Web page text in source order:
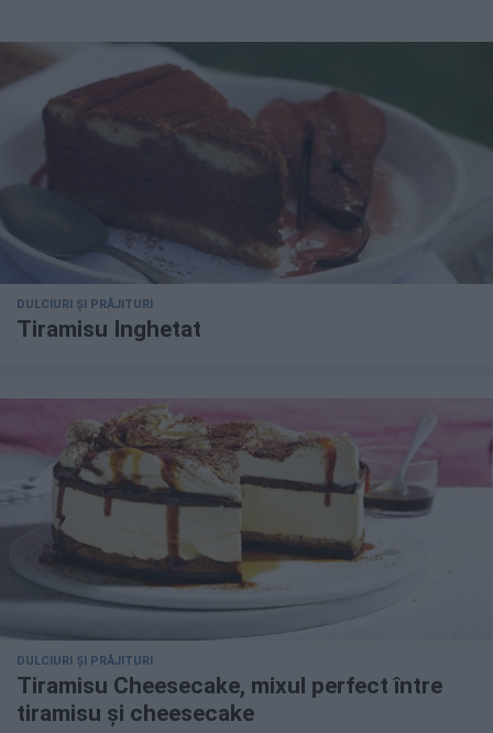
DULCIURI ȘI PRĂJITURI
Tiramisu Inghetat
DULCIURI ȘI PRĂJITURI
Tiramisu Cheesecake, mixul perfect între
tiramisu și cheesecake